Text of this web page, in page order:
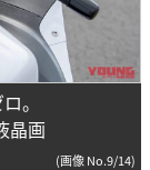
。
晶画
(画像 No.9/14)